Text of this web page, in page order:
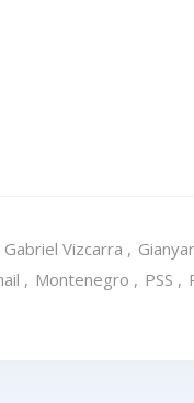
Vizcarra , Gianyar
, Montenegro , PSS ,